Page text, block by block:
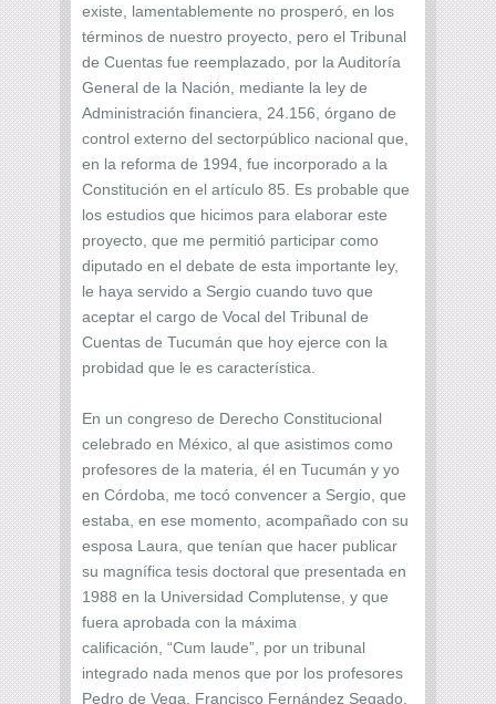
existe, lamentablemente no prosperó, en los
términos de nuestro proyecto, pero el Tribunal
de Cuentas fue reemplazado, por la Auditoría
General de la Nación, mediante la ley de
Administración financiera, 24.156, órgano de
control externo del sectorpúblico nacional que,
en la reforma de 1994, fue incorporado a la
Constitución en el artículo 85. Es probable que
los estudios que hicimos para elaborar este
proyecto, que me permitió participar como
diputado en el debate de esta importante ley,
le haya servido a Sergio cuando tuvo que
aceptar el cargo de Vocal del Tribunal de
Cuentas de Tucumán que hoy ejerce con la
probidad que le es característica.
En un congreso de Derecho Constitucional
celebrado en México, al que asistimos como
profesores de la materia, él en Tucumán y yo
en Córdoba, me tocó convencer a Sergio, que
estaba, en ese momento, acompañado con su
esposa Laura, que tenían que hacer publicar
su magnífica tesis doctoral que presentada en
1988 en la Universidad Complutense, y que
fuera aprobada con la máxima
calificación, “Cum laude”, por un tribunal
integrado nada menos que por los profesores
Pedro de Vega, Francisco Fernández Segado,